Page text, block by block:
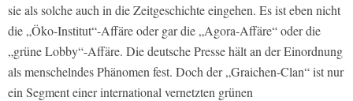
sie als solche auch in die Zeitgeschichte eingehen. Es ist eben nicht
die „Öko-Institut“-Affäre oder gar die „Agora-Affäre“ oder die
„grüne Lobby“-Affäre. Die deutsche Presse hält an der Einordnung
als menschelndes Phänomen fest. Doch der „Graichen-Clan“ ist nur
ein Segment einer international vernetzten grünen